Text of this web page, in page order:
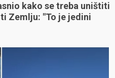
kako se treba uništiti
Zemlju: "To je jedini